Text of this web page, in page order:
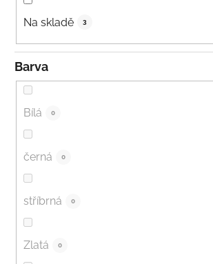
Na skladě 3
Barva
Bílá 0
černá 0
stříbrná 0
Zlatá 0